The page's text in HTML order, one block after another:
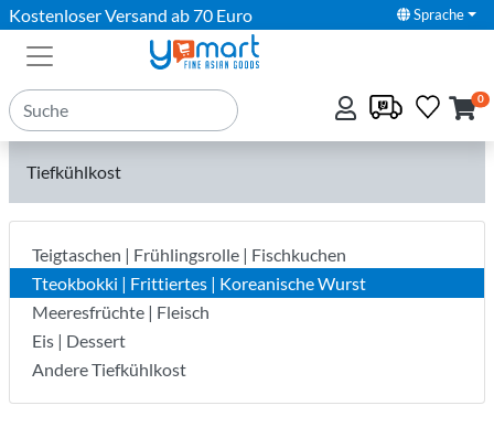
Kostenloser Versand ab 70 Euro Sprache
0
Tiefkühlkost
Teigtaschen | Frühlingsrolle | Fischkuchen
Tteokbokki | Frittiertes | Koreanische Wurst
Meeresfrüchte | Fleisch
Eis | Dessert
Andere Tiefkühlkost